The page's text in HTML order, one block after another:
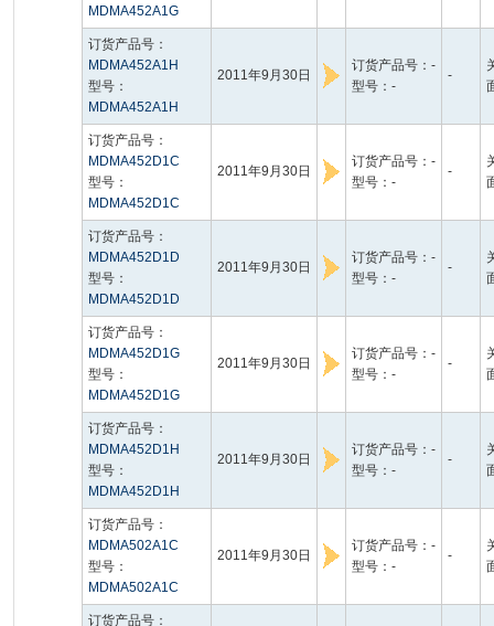
MDMA452A1G
订货产品号：
MDMA452A1H
型号：
MDMA452A1H
2011年9月30日
订货产品号：-
型号：-
-
订货产品号：
MDMA452D1C
型号：
MDMA452D1C
2011年9月30日
订货产品号：-
型号：-
-
订货产品号：
MDMA452D1D
型号：
MDMA452D1D
2011年9月30日
订货产品号：-
型号：-
-
订货产品号：
MDMA452D1G
型号：
MDMA452D1G
2011年9月30日
订货产品号：-
型号：-
-
订货产品号：
MDMA452D1H
型号：
MDMA452D1H
2011年9月30日
订货产品号：-
型号：-
-
订货产品号：
MDMA502A1C
型号：
MDMA502A1C
2011年9月30日
订货产品号：-
型号：-
-
订货产品号：